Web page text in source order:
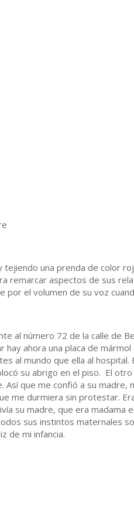
tejiendo una prenda de color
remarcar aspectos de sus
el volumen de su voz
al número 72 de la calle de
hay ahora una placa de
al mundo que ella al
su abrigo en el piso. El
que me confió a su madre,
me durmiera sin protestar.
su madre, que era madama
sus instintos maternales
de mi infancia.